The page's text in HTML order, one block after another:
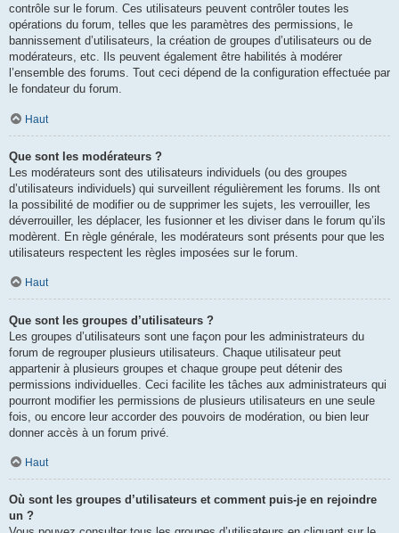
contrôle sur le forum. Ces utilisateurs peuvent contrôler toutes les
opérations du forum, telles que les paramètres des permissions, le
bannissement d’utilisateurs, la création de groupes d’utilisateurs ou de
modérateurs, etc. Ils peuvent également être habilités à modérer
l’ensemble des forums. Tout ceci dépend de la configuration effectuée par
le fondateur du forum.
Haut
Que sont les modérateurs ?
Les modérateurs sont des utilisateurs individuels (ou des groupes
d’utilisateurs individuels) qui surveillent régulièrement les forums. Ils ont
la possibilité de modifier ou de supprimer les sujets, les verrouiller, les
déverrouiller, les déplacer, les fusionner et les diviser dans le forum qu’ils
modèrent. En règle générale, les modérateurs sont présents pour que les
utilisateurs respectent les règles imposées sur le forum.
Haut
Que sont les groupes d’utilisateurs ?
Les groupes d’utilisateurs sont une façon pour les administrateurs du
forum de regrouper plusieurs utilisateurs. Chaque utilisateur peut
appartenir à plusieurs groupes et chaque groupe peut détenir des
permissions individuelles. Ceci facilite les tâches aux administrateurs qui
pourront modifier les permissions de plusieurs utilisateurs en une seule
fois, ou encore leur accorder des pouvoirs de modération, ou bien leur
donner accès à un forum privé.
Haut
Où sont les groupes d’utilisateurs et comment puis-je en rejoindre
un ?